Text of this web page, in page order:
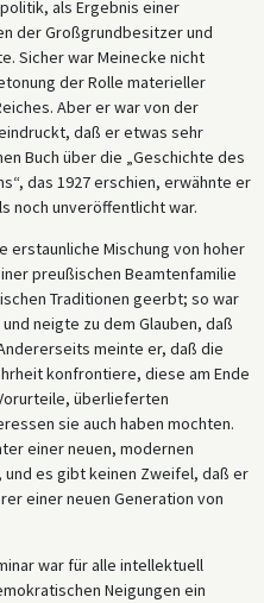
als Ergebnis einer
der Großgrundbesitzer und
Sicher war Meinecke nicht
der Rolle materieller
Aber er war von der
daß er etwas sehr
Buch über die „Geschichte des
das 1927 erschien, erwähnte er
noch unveröffentlicht war.
erstaunliche Mischung von hoher
preußischen Beamtenfamilie
Traditionen geerbt; so war
neigte zu dem Glauben, daß
meinte er, daß die
konfrontiere, diese am Ende
überlieferten
sie auch haben mochten.
einer neuen, modernen
es gibt keinen Zweifel, daß er
einer neuen Generation von
war für alle intellektuell
Neigungen ein